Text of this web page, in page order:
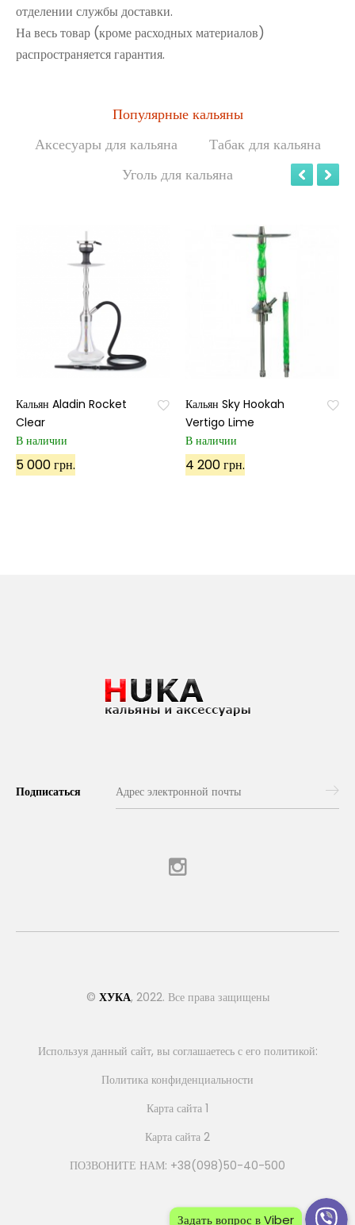
отделении службы доставки.
На весь товар (кроме расходных материалов)
распространяется гарантия.
Популярные кальяны
Аксесуары для кальяна
Табак для кальяна
Уголь для кальяна
Кальян Aladin Rocket
Clear
В наличии
5 000 грн.
Кальян Sky Hookah
Vertigo Lime
В наличии
4 200 грн.
Подписаться
© ХУКА, 2022. Все права защищены
Используя данный сайт, вы соглашаетесь с его политикой:
Политика конфиденциальности
Карта сайта 1
Карта сайта 2
ПОЗВОНИТЕ НАМ: +38(098)50-40-500
Задать вопрос в Viber